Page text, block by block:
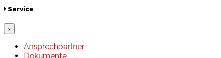
Service
×
Ansprechpartner
Dokumente